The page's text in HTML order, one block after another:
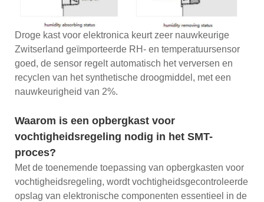
Droge kast voor elektronica keurt zeer nauwkeurige
Zwitserland geïmporteerde RH- en temperatuursensor
goed, de sensor regelt automatisch het verversen en
recyclen van het synthetische droogmiddel, met een
nauwkeurigheid van 2%.
Waarom is een opbergkast voor
vochtigheidsregeling nodig in het SMT-
proces?
Met de toenemende toepassing van opbergkasten voor
vochtigheidsregeling, wordt vochtigheidsgecontroleerde
opslag van elektronische componenten essentieel in de